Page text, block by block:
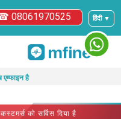
हिंदी ▼
08061970525
एम्फाइन है
को सर्विस दिया है